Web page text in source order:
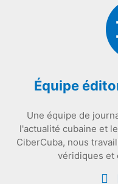
Équipe
Une équipe de
l'actualité cubaine et
CiberCuba, nous
véridiques et